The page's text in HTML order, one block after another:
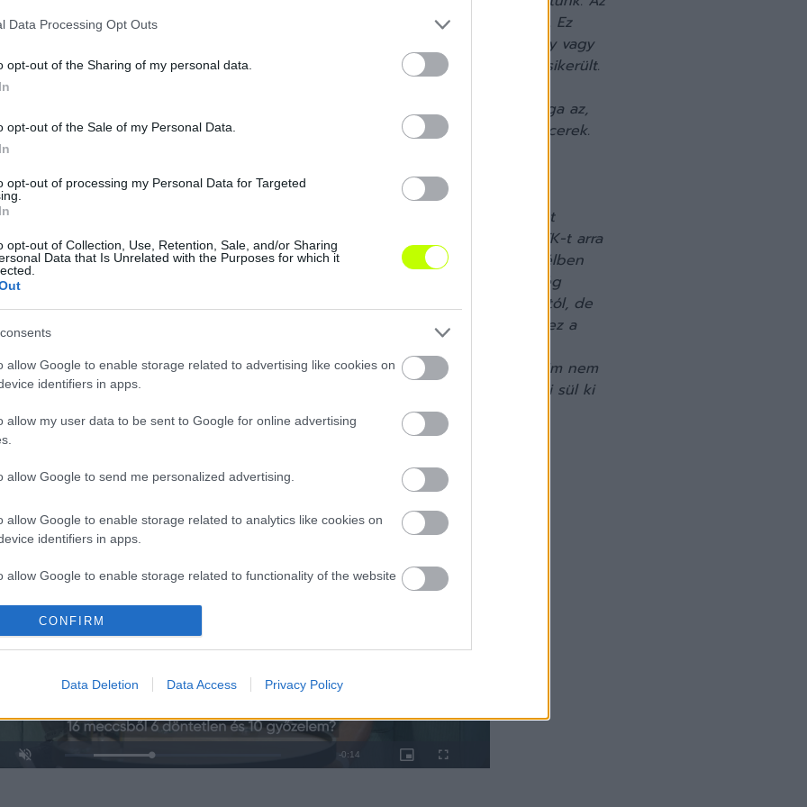
Data Processing Opt Outs
opt-out of the Sharing of my personal data.
opt-out of the Sale of my Personal Data.
opt-out of processing my Personal Data for Targeted
opt-out of Collection, Use, Retention, Sale, and/or Sharing
Data that Is Unrelated with the Purposes for which it
allow Google to enable storage related to advertising like cookies on
identifiers in apps.
allow my user data to be sent to Google for online advertising
allow Google to send me personalized advertising.
allow Google to enable storage related to analytics like cookies on
identifiers in apps.
allow Google to enable storage related to functionality of the website
allow Google to enable storage related to personalization.
allow Google to enable storage related to security, including
functionality and fraud prevention, and other user protection.
CONFIRM
Data Deletion Data Access Privacy Policy
tíz-tizenkét abszolút ziccerünk volt, mégsem sikerült a kapuba találnunk. Ez
hogy gyakoroljuk-e, hiszen mindenki gyakorolja. A futball ilyen játék, megy vagy
a játékosok hajtottak, küzdöttek, nagyon akarták a győzelmet, de most nem sikerült.
a látottak sem bennem, sem a nézőkben nem gerjeszthettek nagy
Nem volt ez egy könnyű meccs, mert harcolt a másik csapat is. De maga az,
ahhoz sok fantázia kellett, hiszen jó megoldások nélkül nincsenek ziccerek.
az történt, amit vártam. Úgy tudtunk itt eredményt elérni (márpedig a pont
hogy stabilan védekeztünk, lezártuk a területeket, és megpróbáltuk az MTK-t arra
hogy hosszú labdákkal játssza át a középpályát. Ez ebben a nagy szélben
eltekintve elégedett vagyok a csapatommal, mert azért még
nyilván mindig többet vár, mindig többet szeretne visszakapni a játékosaitól, de
ennek köszönhetjük az eredményeinket. A bőrünkből nem bújhatunk ki, ez a
lehetek. Hogy bátrabb játékkal akár merészebb céljaink is lehetnének a
a célok is nagyon merészek. A zeniten már túl vagyunk, irreális elvárásaim nem
Minden meccsből megpróbáljuk kihozni a maximumot, aztán, hogy mi sül ki
is függ.
Unmute Loaded:
0%
Remaining
-0:14
Picture-
in-
Fullscreen